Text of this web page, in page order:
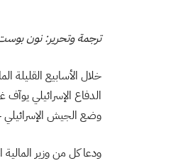
ترجمة وتحرير: نون
خلال الأسابيع القليلة
الدفاع الإسرائيلي
وضع الجيش
ودعا كل من وزير المالية